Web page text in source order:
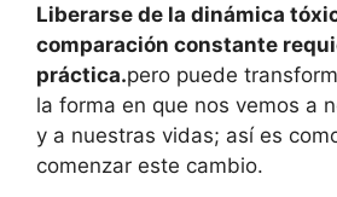
Liberarse de la dinámica
comparación constante
práctica.pero puede
la forma en que nos vemos a
y a nuestras vidas; así es
comenzar este cambio.